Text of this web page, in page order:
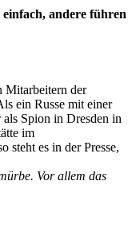
andere führen
Mitarbeitern der
ein Russe mit einer
Spion in Dresden in
im
steht es in der Presse,
Vor allem das